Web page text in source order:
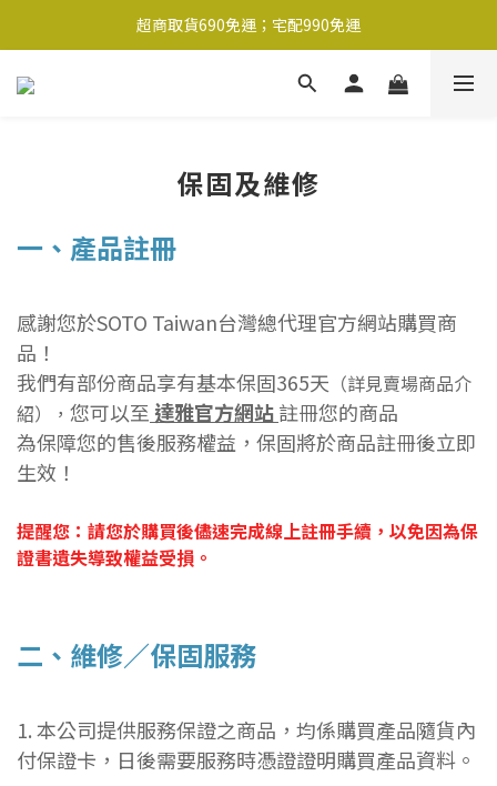
超商取貨690免運；宅配990免運
超商取貨690免運；宅配990免運
1-2工作天內出貨
保固及維修
一、產品註冊
感謝您於SOTO Taiwan台灣總代理官方網站購買商
品！
我們有部份商品享有基本保固365天 （詳見賣場商品介
紹）， 您可以至 達雅官方網站註冊您的商品
為保障您的售後服務權益，保固將於商品註冊後立即
生效！
提醒您： 請您於購買後儘速完成線上註冊手續，以免因為保
證書遺失導致權益受損。
二、維修／保固服務
1. 本公司提供服務保證之商品，均係購買產品隨貨內
付保證卡，日後需要服務時憑證證明購買產品資料。